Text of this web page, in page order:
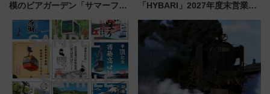
模のビアガーデン「サマーフェ
7/24-26開催！ 有料席はJRE
MALLで予約可能
「HYBARI」2027年度末営業運
で水素利活用が加速